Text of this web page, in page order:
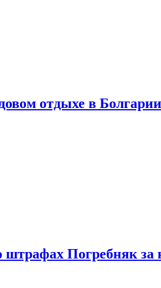
отдыхе в Болгарии
штрафах Погребняк